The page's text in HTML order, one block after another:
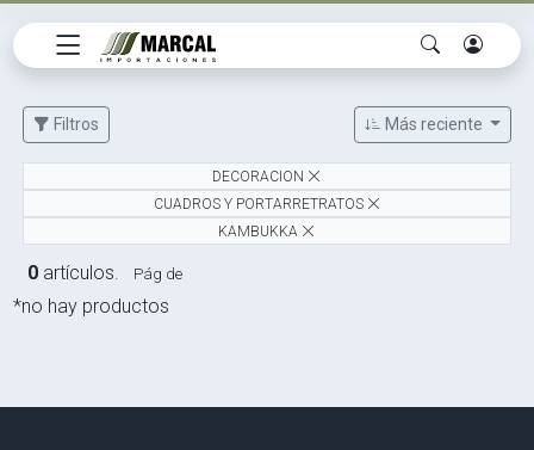
Filtros Más reciente
DECORACION
CUADROS Y PORTARRETRATOS
KAMBUKKA
*no hay productos
0 artículos. Pág de